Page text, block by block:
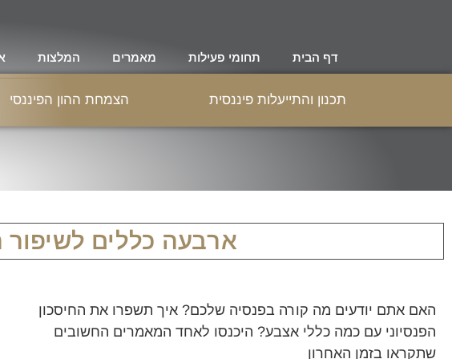
דף הבית תחומי פעילות מאמרים המלצות
תכנון והתייעלות פיננסית הצמחת ההון הפיננסי
ארבעה כללים לשיפור
האם אתם יודעים מה קורה בפנסיה שלכם? איך תשפרו את החיסכון
הפנסיוני עם כמה כללי אצבע? היכנסו לאחד המאמרים החשובים
שתקראו בזמן האחרון